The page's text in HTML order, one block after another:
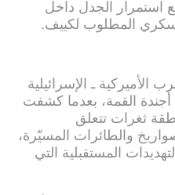
استمرار الجدل داخل
المطلوب لكييف.
ـ الإسرائيلية
القمة، بعدما كشفت
ثغرات تتعلق
والطائرات المسيّرة،
المستقبلية التي